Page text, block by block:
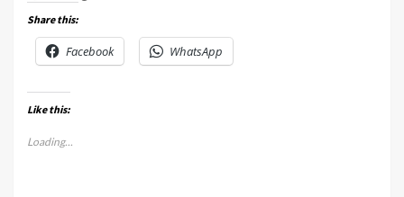
Share this:
Facebook WhatsApp
Like this:
Loading...